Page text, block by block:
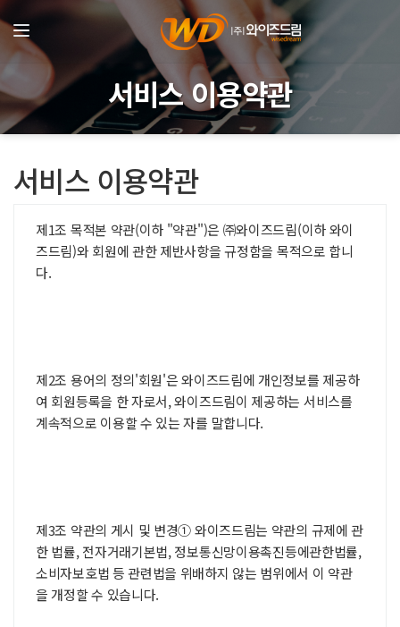
서비스 이용약관
서비스 이용약관
제1조 목적본 약관(이하 "약관")은 ㈜와이즈드림(이하 와이
즈드림)와 회원에 관한 제반사항을 규정함을 목적으로 합니
다.
제2조 용어의 정의'회원'은 와이즈드림에 개인정보를 제공하
여 회원등록을 한 자로서, 와이즈드림이 제공하는 서비스를
계속적으로 이용할 수 있는 자를 말합니다.
제3조 약관의 게시 및 변경① 와이즈드림는 약관의 규제에 관
한 법률, 전자거래기본법, 정보통신망이용촉진등에관한법률,
소비자보호법 등 관련법을 위배하지 않는 범위에서 이 약관
을 개정할 수 있습니다.